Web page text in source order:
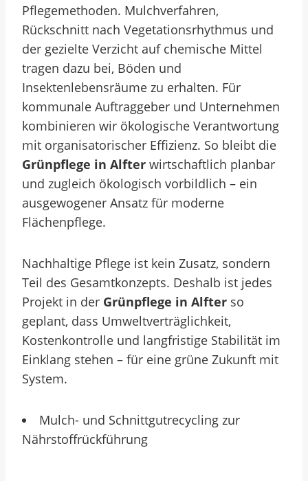
Pflegemethoden. Mulchverfahren,
Rückschnitt nach Vegetationsrhythmus und
der gezielte Verzicht auf chemische Mittel
tragen dazu bei, Böden und
Insektenlebensräume zu erhalten. Für
kommunale Auftraggeber und Unternehmen
kombinieren wir ökologische Verantwortung
mit organisatorischer Effizienz. So bleibt die
Grünpflege in Alfter wirtschaftlich planbar
und zugleich ökologisch vorbildlich – ein
ausgewogener Ansatz für moderne
Flächenpflege.
Nachhaltige Pflege ist kein Zusatz, sondern
Teil des Gesamtkonzepts. Deshalb ist jedes
Projekt in der Grünpflege in Alfter so
geplant, dass Umweltverträglichkeit,
Kostenkontrolle und langfristige Stabilität im
Einklang stehen – für eine grüne Zukunft mit
System.
Mulch- und Schnittgutrecycling zur
Nährstoffrückführung